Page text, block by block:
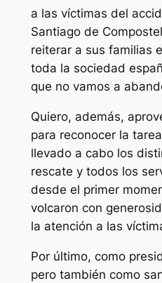
a las víctimas del
Santiago de
reiterar a sus familias
toda la sociedad
que no vamos a
Quiero, además,
para reconocer la
llevado a cabo los
rescate y todos los
desde el primer
volcaron con
la atención a las
Por último, como
pero también como